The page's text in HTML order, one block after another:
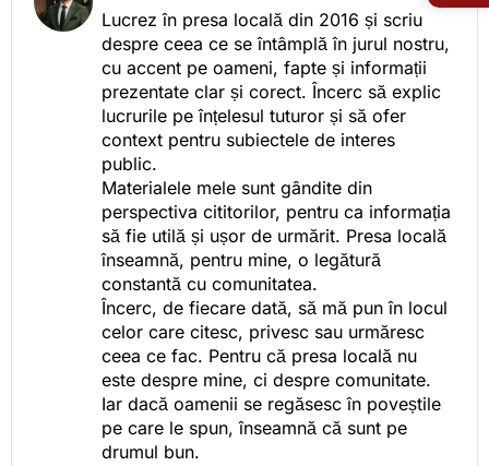
Lucrez în presa locală din 2016 și scriu
despre ceea ce se întâmplă în jurul nostru,
cu accent pe oameni, fapte și informații
prezentate clar și corect. Încerc să explic
lucrurile pe înțelesul tuturor și să ofer
context pentru subiectele de interes
public.
Materialele mele sunt gândite din
perspectiva cititorilor, pentru ca informația
să fie utilă și ușor de urmărit. Presa locală
înseamnă, pentru mine, o legătură
constantă cu comunitatea.
Încerc, de fiecare dată, să mă pun în locul
celor care citesc, privesc sau urmăresc
ceea ce fac. Pentru că presa locală nu
este despre mine, ci despre comunitate.
Iar dacă oamenii se regăsesc în poveștile
pe care le spun, înseamnă că sunt pe
drumul bun.